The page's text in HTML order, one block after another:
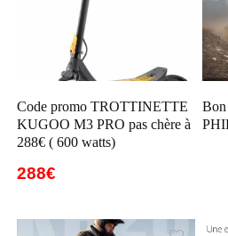
Code promo TROTTINETTE
KUGOO M3 PRO pas chère à
288€ ( 600 watts)
288€
Bon